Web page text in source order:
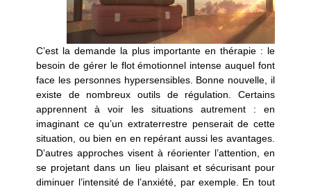
C’est la demande la plus importante en thérapie : le
besoin de gérer le flot émotionnel intense auquel font
face les personnes hypersensibles. Bonne nouvelle, il
existe de nombreux outils de régulation. Certains
apprennent à voir les situations autrement : en
imaginant ce qu’un extraterrestre penserait de cette
situation, ou bien en en repérant aussi les avantages.
D’autres approches visent à réorienter l’attention, en
se projetant dans un lieu plaisant et sécurisant pour
diminuer l’intensité de l’anxiété, par exemple. En tout